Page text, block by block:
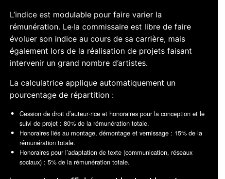
L’indice est modulable pour faire varier la
rémunération. Le·la commissaire est libre de faire
évoluer son indice au cours de sa carrière, mais
également lors de la réalisation de projets faisant
intervenir un grand nombre d’artistes.
La calculatrice applique automatiquement un
pourcentage de répartition :
Cession de droit d’auteur·rice et honoraires pour la conception et le
suivi de projet : 80% de la rémunération totale.
Honoraires liés au montage, démontage et vernissage : 15% de la
rémunération totale.
Honoraires pour l’adaptation de texte (communication, réseaux
sociaux) : 5% de la rémunération totale.